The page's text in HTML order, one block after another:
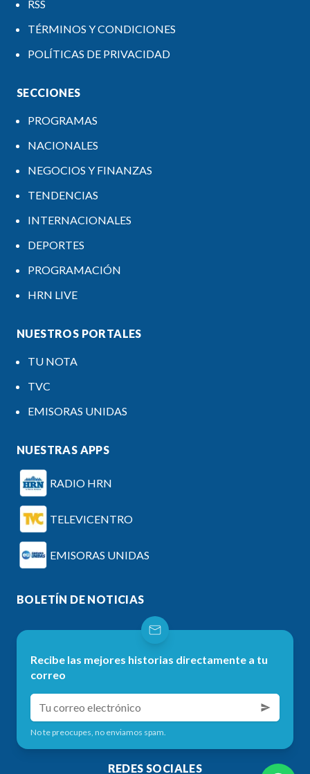
RSS
TÉRMINOS Y CONDICIONES
POLÍTICAS DE PRIVACIDAD
SECCIONES
PROGRAMAS
NACIONALES
NEGOCIOS Y FINANZAS
TENDENCIAS
INTERNACIONALES
DEPORTES
PROGRAMACIÓN
HRN LIVE
NUESTROS PORTALES
TU NOTA
TVC
EMISORAS UNIDAS
NUESTRAS APPS
RADIO HRN
TELEVICENTRO
EMISORAS UNIDAS
BOLETÍN DE NOTICIAS
Recibe las mejores historias directamente a tu
correo
No te preocupes, no enviamos spam.
REDES SOCIALES